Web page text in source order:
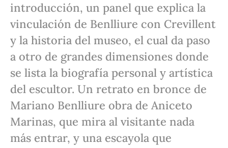
introducción, un panel que explica la
vinculación de Benlliure con Crevillent
y la historia del museo, el cual da paso
a otro de grandes dimensiones donde
se lista la biografía personal y artística
del escultor. Un retrato en bronce de
Mariano Benlliure obra de Aniceto
Marinas, que mira al visitante nada
más entrar, y una escayola que